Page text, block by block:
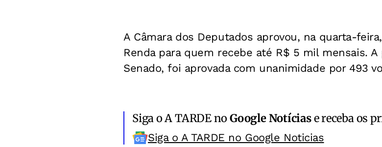
A Câmara dos Deputados aprovou, na quarta-
Renda para quem recebe até R$ 5 mil mensais. A
Senado, foi aprovada com unanimidade por 493
Siga o A TARDE noGoogle Notíciase receba os
Siga o A TARDE no Google Noticias